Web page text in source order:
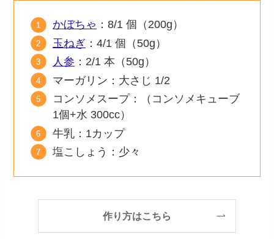
かぼちゃ ：8/1 個（200g）
玉ねぎ ：4/1 個（50g）
人参 ：2/1 本（50g）
マーガリン：大さじ 1/2
コンソメスープ：（コンソメキューブ
1個+水 300cc）
牛乳：1カップ
塩こしょう：少々
作り方はこちら